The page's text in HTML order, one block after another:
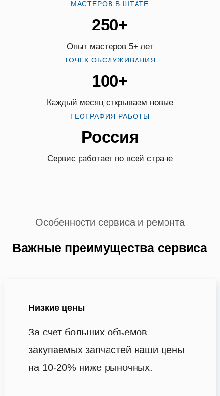
МАСТЕРОВ В ШТАТЕ
250+
Опыт мастеров 5+ лет
ТОЧЕК ОБСЛУЖИВАНИЯ
100+
Каждый месяц открываем новые
ГЕОГРАФИЯ РАБОТЫ
Россия
Сервис работает по всей стране
Особенности сервиса и ремонта
Важные преимущества сервиса
Низкие цены
За счет больших объемов
закупаемых запчастей наши цены
на 10-20% ниже рыночных.